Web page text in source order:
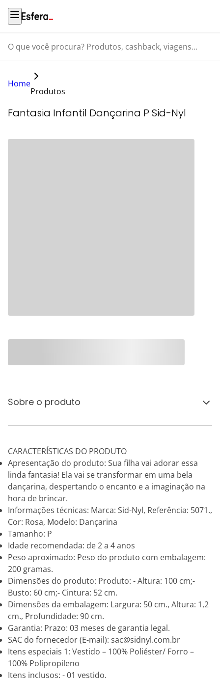
O que você procura? Produtos, cashback, viagens...
Home
Produtos
Fantasia Infantil Dançarina P Sid-Nyl
Sobre o produto
CARACTERÍSTICAS DO PRODUTO
Apresentação do produto: Sua filha vai adorar essa
linda fantasia! Ela vai se transformar em uma bela
dançarina, despertando o encanto e a imaginação na
hora de brincar.
Informações técnicas: Marca: Sid-Nyl, Referência: 5071.,
Cor: Rosa, Modelo: Dançarina
Tamanho: P
Idade recomendada: de 2 a 4 anos
Peso aproximado: Peso do produto com embalagem:
200 gramas.
Dimensões do produto: Produto: - Altura: 100 cm;-
Busto: 60 cm;- Cintura: 52 cm.
Dimensões da embalagem: Largura: 50 cm., Altura: 1,2
cm., Profundidade: 90 cm.
Garantia: Prazo: 03 meses de garantia legal.
SAC do fornecedor (E-mail): sac@sidnyl.com.br
Itens especiais 1: Vestido – 100% Poliéster/ Forro –
100% Polipropileno
Itens inclusos: - 01 vestido.